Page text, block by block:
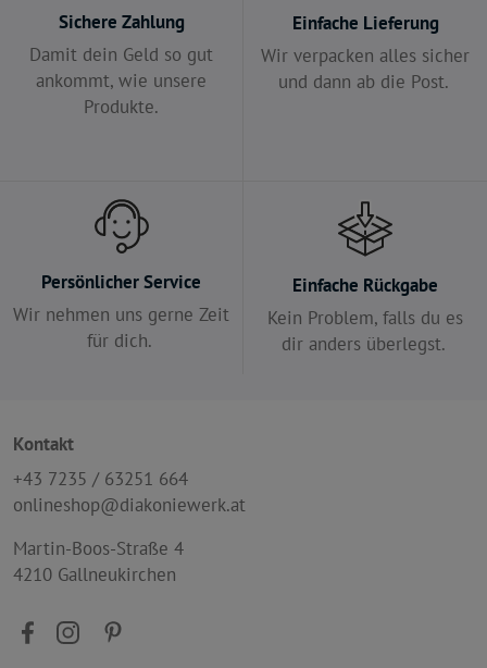
Sichere Zahlung
Damit dein Geld so gut
ankommt, wie unsere
Produkte.
Einfache Lieferung
Wir verpacken alles sicher
und dann ab die Post.
Persönlicher Service
Wir nehmen uns gerne Zeit
für dich.
Einfache Rückgabe
Kein Problem, falls du es
dir anders überlegst.
Kontakt
+43 7235 / 63251 664
onlineshop@diakoniewerk.at
Martin-Boos-Straße 4
4210 Gallneukirchen